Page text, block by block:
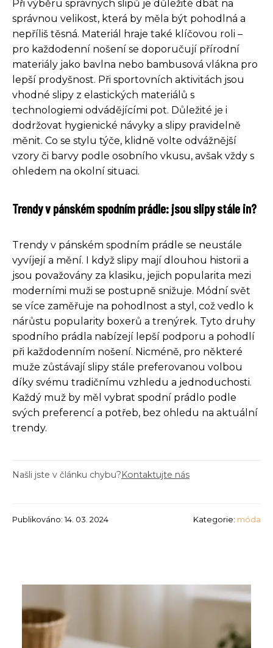
Při výběru správných slipů je důležité dbát na
správnou velikost, která by měla být pohodlná a
nepříliš těsná. Materiál hraje také klíčovou roli –
pro každodenní nošení se doporučují přírodní
materiály jako bavlna nebo bambusová vlákna pro
lepší prodyšnost. Při sportovních aktivitách jsou
vhodné slipy z elastických materiálů s
technologiemi odvádějícími pot. Důležité je i
dodržovat hygienické návyky a slipy pravidelně
měnit. Co se stylu týče, klidně volte odvážnější
vzory či barvy podle osobního vkusu, avšak vždy s
ohledem na okolní situaci.
Trendy v pánském spodním prádle: jsou slipy stále in?
Trendy v pánském spodním prádle se neustále
vyvíjejí a mění. I když slipy mají dlouhou historii a
jsou považovány za klasiku, jejich popularita mezi
moderními muži se postupně snižuje. Módní svět
se více zaměřuje na pohodlnost a styl, což vedlo k
nárůstu popularity boxerů a trenýrek. Tyto druhy
spodního prádla nabízejí lepší podporu a pohodlí
při každodenním nošení. Nicméně, pro některé
muže zůstávají slipy stále preferovanou volbou
díky svému tradičnímu vzhledu a jednoduchosti.
Každý muž by měl vybrat spodní prádlo podle
svých preferencí a potřeb, bez ohledu na aktuální
trendy.
Našli jste v článku chybu?Kontaktujte nás
Publikováno: 14. 03. 2024 Kategorie: móda